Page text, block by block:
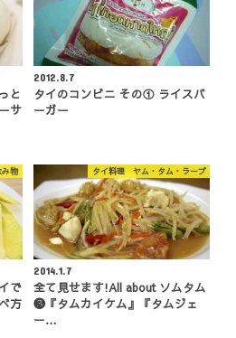
と
サ
2012.8.7
タイのコンビニ その① ライスバ
ーガー
物
で
方
タイ料理 ヤム・タム・ラープ
2014.1.7
全て見せます!All about ソムタム
❸『タムカイケム』『タムジェ
ー…